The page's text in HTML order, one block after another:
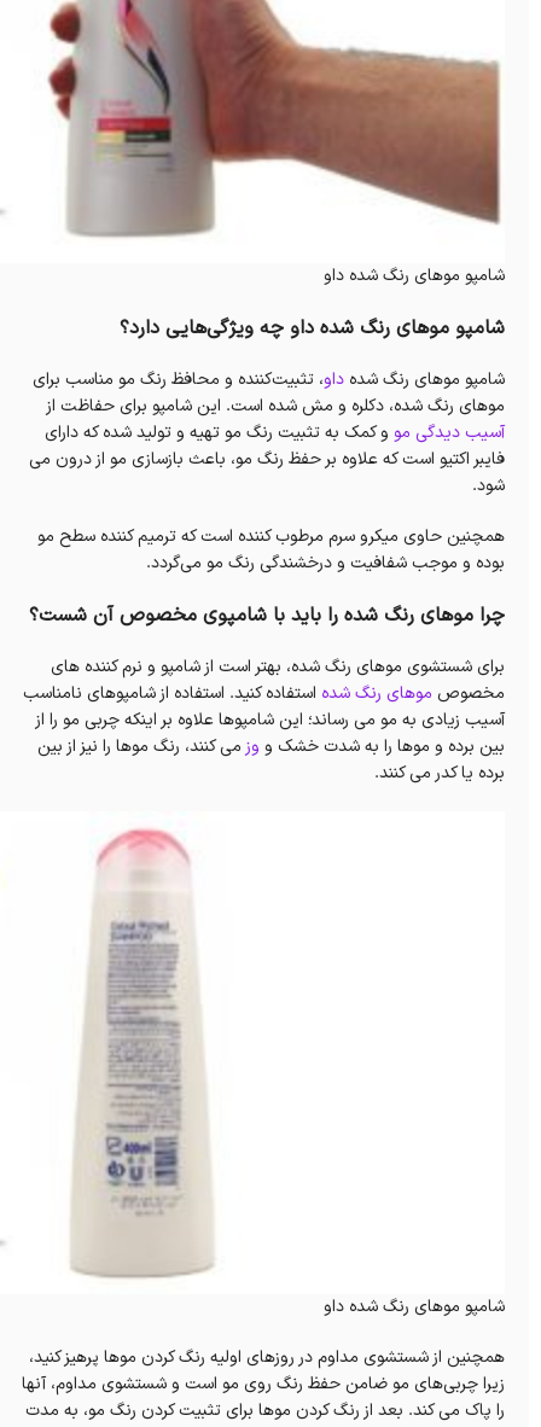
شامپو موهای رنگ شده داو
شامپو موهای رنگ شده داو چه ویژگی‌هایی دارد؟
شامپو موهای رنگ شده داو، تثبیت‌کننده و محافظ رنگ مو مناسب برای
موهای رنگ شده، دکلره و مش شده است. این شامپو برای حفاظت از
آسیب دیدگی مو و کمک به تثبیت رنگ مو تهیه و تولید شده که دارای
فایبر اکتیو است که علاوه بر حفظ رنگ مو، باعث بازسازی مو از درون می
شود.
همچنین حاوی میکرو سرم مرطوب کننده است که ترمیم کننده سطح مو
بوده و موجب شفافیت و درخشندگی رنگ مو می‌گردد.
چرا موهای رنگ شده را باید با شامپوی مخصوص آن شست؟
برای شستشوی موهای رنگ شده، بهتر است از شامپو و نرم کننده های
مخصوص موهای رنگ شده استفاده کنید. استفاده از شامپوهای نامناسب
آسیب زیادی به مو می رساند؛ این شامپوها علاوه بر اینکه چربی مو را از
بین برده و موها را به شدت خشک و وز می کنند، رنگ موها را نیز از بین
برده یا کدر می کنند.
شامپو موهای رنگ شده داو
همچنین از شستشوی مداوم در روزهای اولیه رنگ کردن موها پرهیز کنید،
زیرا چربی‌های مو ضامن حفظ رنگ روی مو است و شستشوی مداوم، آنها
را پاک می کند. بعد از رنگ کردن موها برای تثبیت کردن رنگ مو، به مدت